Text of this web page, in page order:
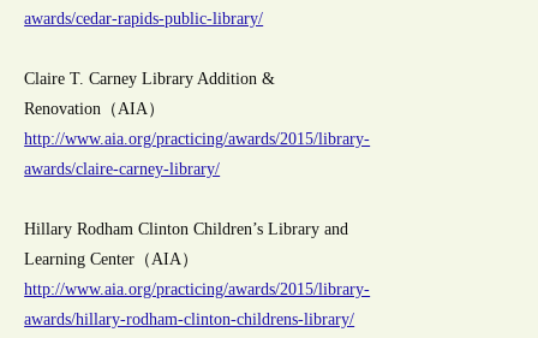
awards/cedar-rapids-public-library/
Claire T. Carney Library Addition &
Renovation（AIA）
http://www.aia.org/practicing/awards/2015/library-
awards/claire-carney-library/
Hillary Rodham Clinton Children’s Library and
Learning Center（AIA）
http://www.aia.org/practicing/awards/2015/library-
awards/hillary-rodham-clinton-childrens-library/